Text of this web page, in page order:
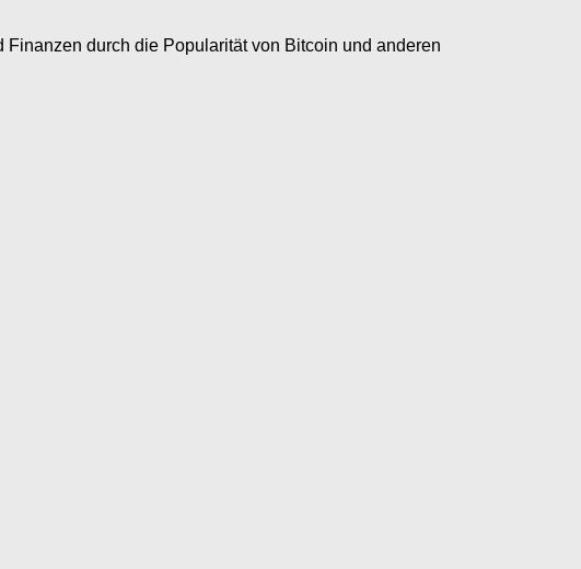
durch die Popularität von Bitcoin und anderen